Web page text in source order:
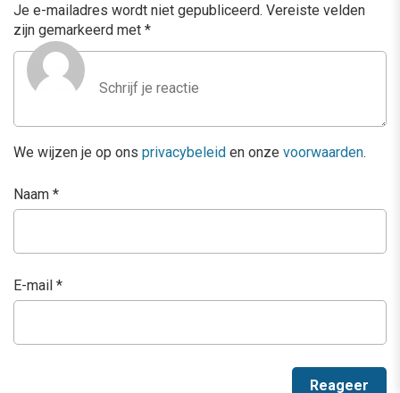
Je e-mailadres wordt niet gepubliceerd. Vereiste velden
zijn gemarkeerd met *
We wijzen je op ons privacybeleid en onze voorwaarden.
Naam *
E-mail *